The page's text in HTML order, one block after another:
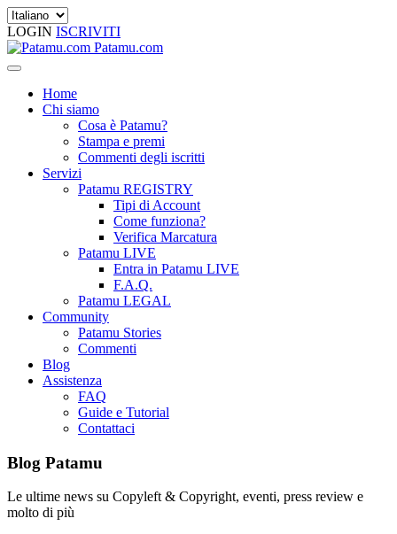
LOGIN ISCRIVITI
Patamu.com
Home
Chi siamo
Cosa è Patamu?
Stampa e premi
Commenti degli iscritti
Servizi
Patamu REGISTRY
Tipi di Account
Come funziona?
Verifica Marcatura
Patamu LIVE
Entra in Patamu LIVE
F.A.Q.
Patamu LEGAL
Community
Patamu Stories
Commenti
Blog
Assistenza
FAQ
Guide e Tutorial
Contattaci
Blog Patamu
Le ultime news su Copyleft & Copyright, eventi, press review e
molto di più